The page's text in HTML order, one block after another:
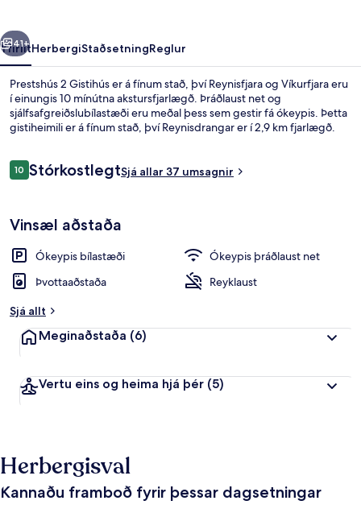
Næsta
41+
YfirlitHerbergiStaðsetningReglur
Prestshús 2 Gistihús er á fínum stað, því Reynisfjara og Víkurfjara eru
í einungis 10 mínútna akstursfjarlægð. Þráðlaust net og
sjálfsafgreiðslubílastæði eru meðal þess sem gestir fá ókeypis. Þetta
gistiheimili er á fínum stað, því Reynisdrangar er í 2,9 km fjarlægð.
Umsagnir
1010 af 10
StórkostlegtSjá allar 37 umsagnir
Vinsæl aðstaða
Ókeypis bílastæði
Ókeypis þráðlaust net
Þvottaaðstaða
Reyklaust
Sjá allt
Meginaðstaða (6)
Vertu eins og heima hjá þér (5)
Herbergisval
Kannaðu framboð fyrir þessar dagsetningar